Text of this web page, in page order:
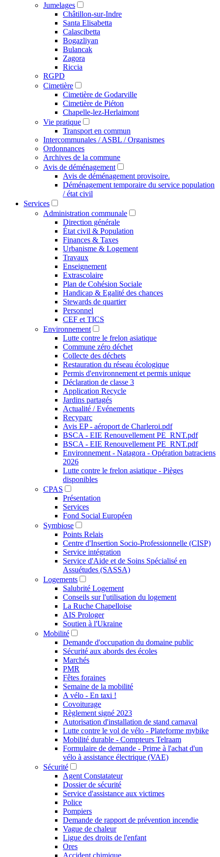
Jumelages
Châtillon-sur-Indre
Santa Elisabetta
Calascibetta
Bogazliyan
Bulancak
Zagora
Riccia
RGPD
Cimetière
Cimetière de Godarville
Cimetière de Piéton
Chapelle-lez-Herlaimont
Vie pratique
Transport en commun
Intercommunales / ASBL / Organismes
Ordonnances
Archives de la commune
Avis de déménagement
Avis de déménagement provisoire.
Déménagement temporaire du service population
/ état civil
Services
Administration communale
Direction générale
État civil & Population
Finances & Taxes
Urbanisme & Logement
Travaux
Enseignement
Extrascolaire
Plan de Cohésion Sociale
Handicap & Egalité des chances
Stewards de quartier
Personnel
CEF et TICS
Environnement
Lutte contre le frelon asiatique
Commune zéro déchet
Collecte des déchets
Restauration du réseau écologique
Permis d'environnement et permis unique
Déclaration de classe 3
Application Recycle
Jardins partagés
Actualité / Evénements
Recyparc
Avis EP - aéroport de Charleroi.pdf
BSCA - EIE Renouvellement PE_RNT.pdf
BSCA - EIE Renouvellement PE_RNT.pdf
Environnement - Natagora - Opération batraciens
2026
Lutte contre le frelon asiatique - Pièges
disponibles
CPAS
Présentation
Services
Fond Social Européen
Symbiose
Points Relais
Centre d'Insertion Socio-Professionnelle (CISP)
Service intégration
Service d'Aide et de Soins Spécialisé en
Assuétudes (SASSA)
Logements
Salubrité Logement
Conseils sur l'utilisation du logement
La Ruche Chapelloise
AIS Prologer
Soutien à l'Ukraine
Mobilité
Demande d'occupation du domaine public
Sécurité aux abords des écoles
Marchés
PMR
Fêtes foraines
Semaine de la mobilité
A vélo - En taxi !
Covoiturage
Règlement signé 2023
Autorisation d'installation de stand carnaval
Lutte contre le vol de vélo - Plateforme mybike
Mobilité durable - Compteurs Telraam
Formulaire de demande - Prime à l'achat d'un
vélo à assistance électrique (VAE)
Sécurité
Agent Constatateur
Dossier de sécurité
Service d'assistance aux victimes
Police
Pompiers
Demande de rapport de prévention incendie
Vague de chaleur
Ligue des droits de l'enfant
Ores
Accident chimique